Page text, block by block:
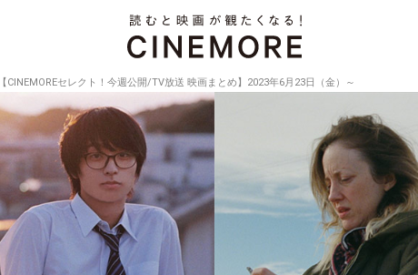
【CINEMOREセレクト！今週公開/TV放送 映画まとめ】2023年6月23日（金）～